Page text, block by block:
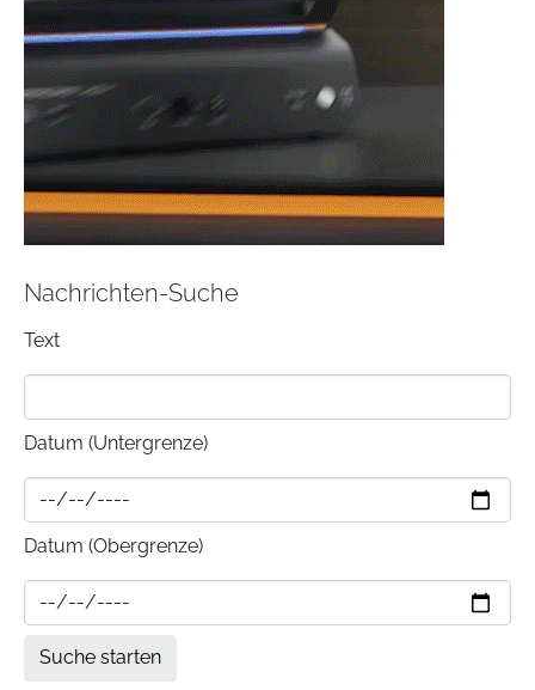
Nachrichten-Suche
Text
Datum (Untergrenze)
Datum (Obergrenze)